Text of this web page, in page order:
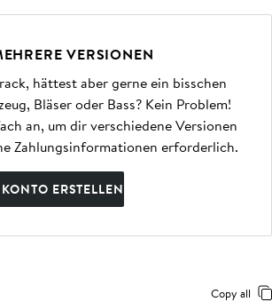
VERSIONEN
hättest aber gerne ein bisschen
Bläser oder Bass? Kein Problem!
an, um dir verschiedene Versionen
Zahlungsinformationen erforderlich.
ERSTELLEN
Copy all